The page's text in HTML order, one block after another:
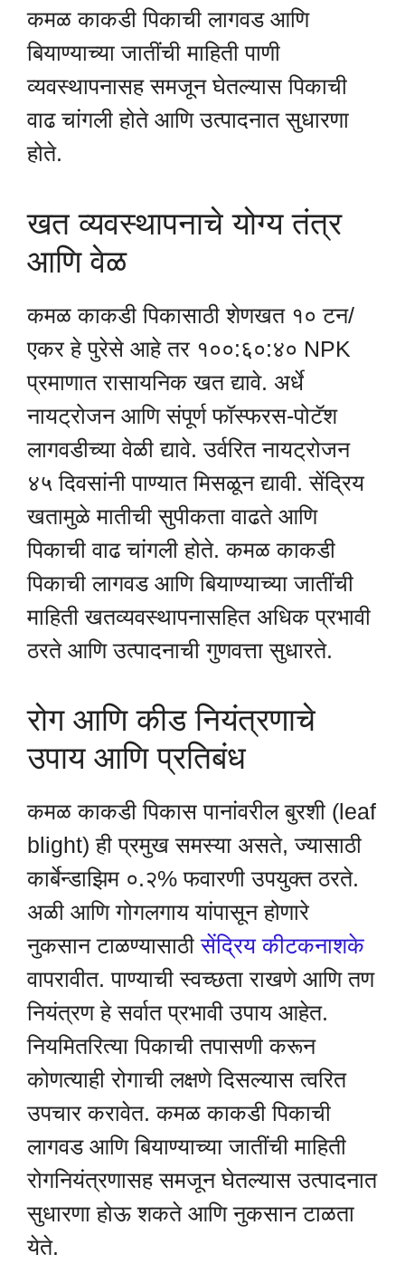
कमळ काकडी पिकाची लागवड आणि
बियाण्याच्या जातींची माहिती पाणी
व्यवस्थापनासह समजून घेतल्यास पिकाची
वाढ चांगली होते आणि उत्पादनात सुधारणा
होते.
खत व्यवस्थापनाचे योग्य तंत्र
आणि वेळ
कमळ काकडी पिकासाठी शेणखत १० टन/
एकर हे पुरेसे आहे तर १००:६०:४० NPK
प्रमाणात रासायनिक खत द्यावे. अर्धे
नायट्रोजन आणि संपूर्ण फॉस्फरस-पोटॅश
लागवडीच्या वेळी द्यावे. उर्वरित नायट्रोजन
४५ दिवसांनी पाण्यात मिसळून द्यावी. सेंद्रिय
खतामुळे मातीची सुपीकता वाढते आणि
पिकाची वाढ चांगली होते. कमळ काकडी
पिकाची लागवड आणि बियाण्याच्या जातींची
माहिती खतव्यवस्थापनासहित अधिक प्रभावी
ठरते आणि उत्पादनाची गुणवत्ता सुधारते.
रोग आणि कीड नियंत्रणाचे
उपाय आणि प्रतिबंध
कमळ काकडी पिकास पानांवरील बुरशी (leaf
blight) ही प्रमुख समस्या असते, ज्यासाठी
कार्बेन्डाझिम ०.२% फवारणी उपयुक्त ठरते.
अळी आणि गोगलगाय यांपासून होणारे
नुकसान टाळण्यासाठीसेंद्रिय कीटकनाशके
वापरावीत. पाण्याची स्वच्छता राखणे आणि तण
नियंत्रण हे सर्वात प्रभावी उपाय आहेत.
नियमितरित्या पिकाची तपासणी करून
कोणत्याही रोगाची लक्षणे दिसल्यास त्वरित
उपचार करावेत. कमळ काकडी पिकाची
लागवड आणि बियाण्याच्या जातींची माहिती
रोगनियंत्रणासह समजून घेतल्यास उत्पादनात
सुधारणा होऊ शकते आणि नुकसान टाळता
येते.